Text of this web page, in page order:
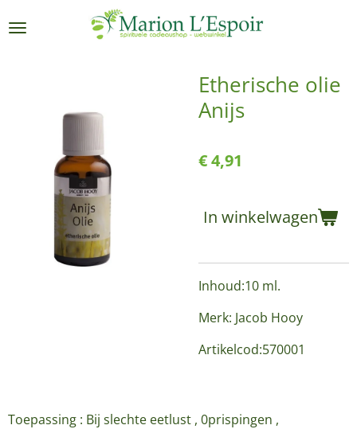
direct
Etherische olie
Anijs
€ 4,91
In winkelwagen
Inhoud:10 ml.
Merk: Jacob Hooy
Artikelcod:570001
Toepassing : Bij slechte eetlust , 0prispingen ,